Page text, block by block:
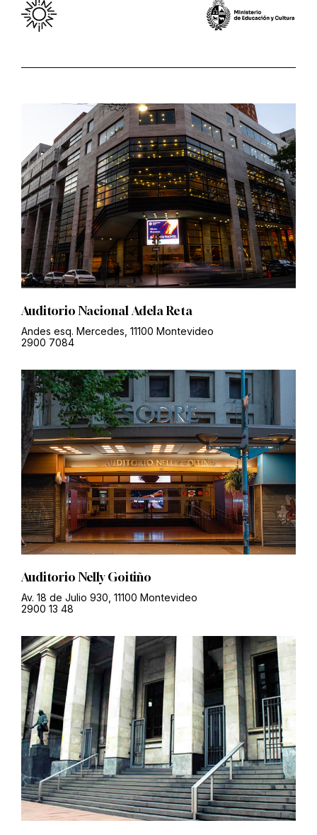
Auditorio Nacional Adela Reta
Andes esq. Mercedes, 11100 Montevideo
2900 7084
Auditorio Nelly Goitiño
Av. 18 de Julio 930, 11100 Montevideo
2900 13 48